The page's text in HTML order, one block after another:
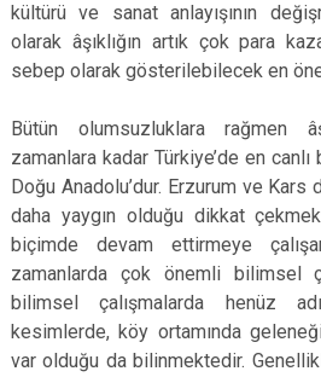
kültürü ve sanat anlayışının
olarak âşıklığın artık çok para
sebep olarak gösterilebilecek en
Bütün olumsuzluklara rağmen
zamanlara kadar Türkiye’de en canlı
Doğu Anadolu’dur. Erzurum ve Kars
daha yaygın olduğu dikkat
biçimde devam ettirmeye
zamanlarda çok önemli bilimsel
bilimsel çalışmalarda henüz
kesimlerde, köy ortamında
var olduğu da bilinmektedir.